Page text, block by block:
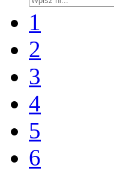
1
2
3
4
5
6